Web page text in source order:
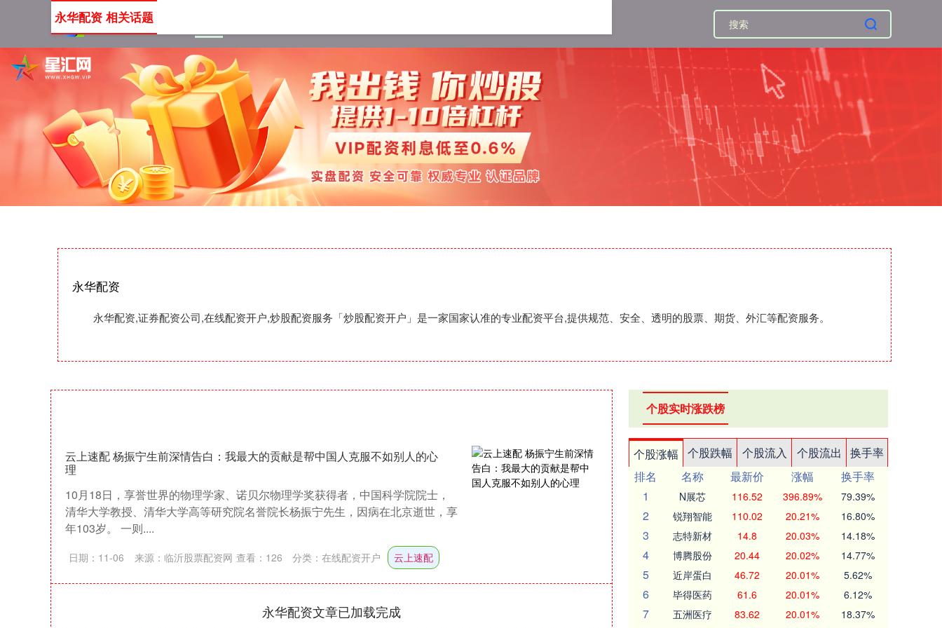
永华配资
永华配资,证券配资公司,在线配资开户,炒股配资服务「炒股配资开户」是一家国家认准的专业配资平台,提供规范、安全、透明的股票、期货、外汇等配资服务。
永华配资 相关话题
云上速配 杨振宁生前深情告白：我最大的贡献是帮中国人克服不如别人的心
理
10月18日，享誉世界的物理学家、诺贝尔物理学奖获得者，中国科学院院士，
清华大学教授、清华大学高等研究院名誉院长杨振宁先生，因病在北京逝世，享
年103岁。 一则....
日期：11-06 来源：临沂股票配资网 查看： 126 分类： 在线配资开户 云上速配
永华配资文章已加载完成
个股实时涨跌榜
个股涨幅 个股跌幅 个股流入 个股流出
换手率
排名
名称 最新价 涨幅
换手率
1
N展芯 116.52 396.89% 79.39%
2 锐翔智能 110.02 20.21% 16.80%
3 志特新材 14.8 20.03% 14.18%
4 博腾股份 20.44 20.02% 14.77%
5 近岸蛋白 46.72 20.01% 5.62%
6 毕得医药 61.6 20.01% 6.12%
7 五洲医疗 83.62 20.01% 18.37%